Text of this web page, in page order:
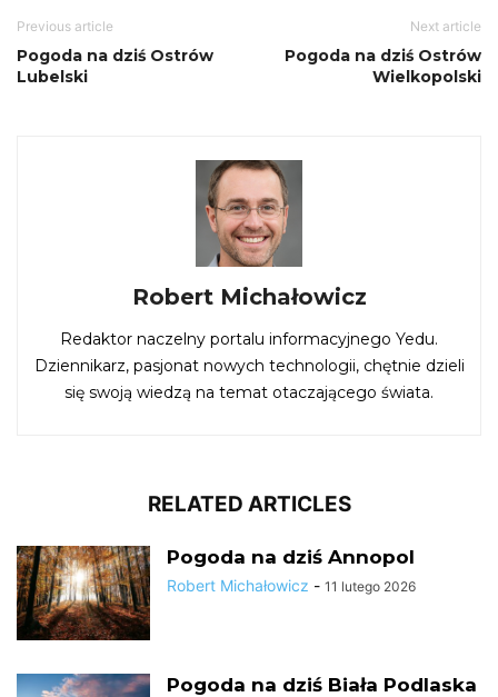
Previous article
Pogoda na dziś Ostrów
Lubelski
Next article
Pogoda na dziś Ostrów
Wielkopolski
Robert Michałowicz
Redaktor naczelny portalu informacyjnego Yedu.
Dziennikarz, pasjonat nowych technologii, chętnie dzieli
się swoją wiedzą na temat otaczającego świata.
RELATED ARTICLES
Pogoda na dziś Annopol
Robert Michałowicz - 11 lutego 2026
Pogoda na dziś Biała Podlaska